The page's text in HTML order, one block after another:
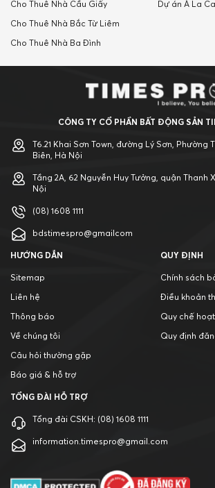
Cho Thuê Nhà Cầu Giấy
Cho Thuê Nhà Bắc Từ Liêm
Cho Thuê Nhà Ba Đình
Dự án À La
CÔNG TY CỔ PHẦN BẤT ĐỘNG SẢN
T6.21 Khai Sơn Town, đường Lý Sơn, Phường
Biên, Hà Nội
Tầng 2A, 62 Nguyễn Huy Tưởng, quận Thanh
Nội
(08) 1608 1111
bdstimespro@gmailcom
HƯỚNG DẪN
Sitemap
Liên hệ
Thông báo
Về chúng tôi
Câu hỏi thường gặp
Báo giá & hỗ trợ
QUY ĐỊNH
Chính sách
Điều khoản
Quy chế
Quy định
TỔNG ĐÀI HỖ TRỢ
Tổng đài CSKH: (08) 1608 1111
information.timespro@gmail.com